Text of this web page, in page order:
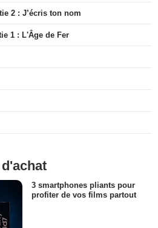
2 : J’écris ton nom
1 : L'Âge de Fer
3 smartphones pliants pour
profiter de vos films partout